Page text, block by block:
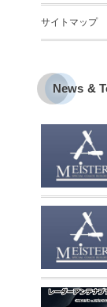
サイトマップ
News &